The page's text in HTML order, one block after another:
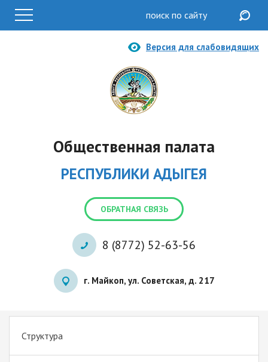
Общественная палата
РЕСПУБЛИКИ АДЫГЕЯ
ОБРАТНАЯ СВЯЗЬ
8 (8772) 52-63-56
г. Майкоп, ул. Советская, д. 217
Версия для слабовидящих
Структура